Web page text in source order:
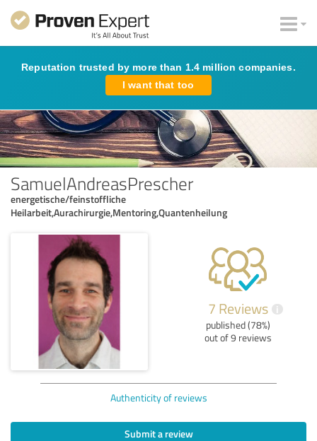
Reputation trusted by more than 1.4 million companies.
I want that too
SamuelAndreasPrescher
energetische/feinstoffliche
Heilarbeit,Aurachirurgie,Mentoring,Quantenheilung
7 Reviews i
published (78%)
out of 9 reviews
Authenticity of reviews
Submit a review